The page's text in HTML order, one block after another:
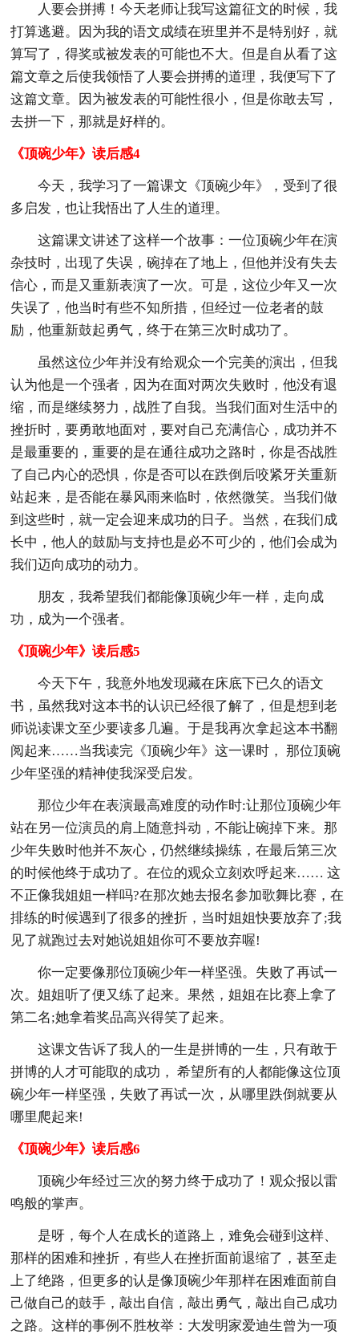
人要会拼搏！今天老师让我写这篇征文的时候，我
打算逃避。因为我的语文成绩在班里并不是特别好，就
算写了，得奖或被发表的可能也不大。但是自从看了这
篇文章之后使我领悟了人要会拼搏的道理，我便写下了
这篇文章。因为被发表的可能性很小，但是你敢去写，
去拼一下，那就是好样的。
《顶碗少年》读后感4
今天，我学习了一篇课文《顶碗少年》，受到了很
多启发，也让我悟出了人生的道理。
这篇课文讲述了这样一个故事：一位顶碗少年在演
杂技时，出现了失误，碗掉在了地上，但他并没有失去
信心，而是又重新表演了一次。可是，这位少年又一次
失误了，他当时有些不知所措，但经过一位老者的鼓
励，他重新鼓起勇气，终于在第三次时成功了。
虽然这位少年并没有给观众一个完美的演出，但我
认为他是一个强者，因为在面对两次失败时，他没有退
缩，而是继续努力，战胜了自我。当我们面对生活中的
挫折时，要勇敢地面对，要对自己充满信心，成功并不
是最重要的，重要的是在通往成功之路时，你是否战胜
了自己内心的恐惧，你是否可以在跌倒后咬紧牙关重新
站起来，是否能在暴风雨来临时，依然微笑。当我们做
到这些时，就一定会迎来成功的日子。当然，在我们成
长中，他人的鼓励与支持也是必不可少的，他们会成为
我们迈向成功的动力。
朋友，我希望我们都能像顶碗少年一样，走向成
功，成为一个强者。
《顶碗少年》读后感5
今天下午，我意外地发现藏在床底下已久的语文
书，虽然我对这本书的认识已经很了解了，但是想到老
师说读课文至少要读多几遍。于是我再次拿起这本书翻
阅起来……当我读完《顶碗少年》这一课时， 那位顶碗
少年坚强的精神使我深受启发。
那位少年在表演最高难度的动作时:让那位顶碗少年
站在另一位演员的肩上随意抖动，不能让碗掉下来。那
少年失败时他并不灰心，仍然继续操练，在最后第三次
的时候他终于成功了。在位的观众立刻欢呼起来…… 这
不正像我姐姐一样吗?在那次她去报名参加歌舞比赛，在
排练的时候遇到了很多的挫折，当时姐姐快要放弃了;我
见了就跑过去对她说姐姐你可不要放弃喔!
你一定要像那位顶碗少年一样坚强。失败了再试一
次。姐姐听了便又练了起来。果然，姐姐在比赛上拿了
第二名;她拿着奖品高兴得笑了起来。
这课文告诉了我人的一生是拼博的一生，只有敢于
拼博的人才可能取的成功， 希望所有的人都能像这位顶
碗少年一样坚强，失败了再试一次，从哪里跌倒就要从
哪里爬起来!
《顶碗少年》读后感6
顶碗少年经过三次的努力终于成功了！观众报以雷
鸣般的掌声。
是呀，每个人在成长的道路上，难免会碰到这样、
那样的困难和挫折，有些人在挫折面前退缩了，甚至走
上了绝路，但更多的认是像顶碗少年那样在困难面前自
己做自己的鼓手，敲出自信，敲出勇气，敲出自己成功
之路。这样的事例不胜枚举：大发明家爱迪生曾为一项